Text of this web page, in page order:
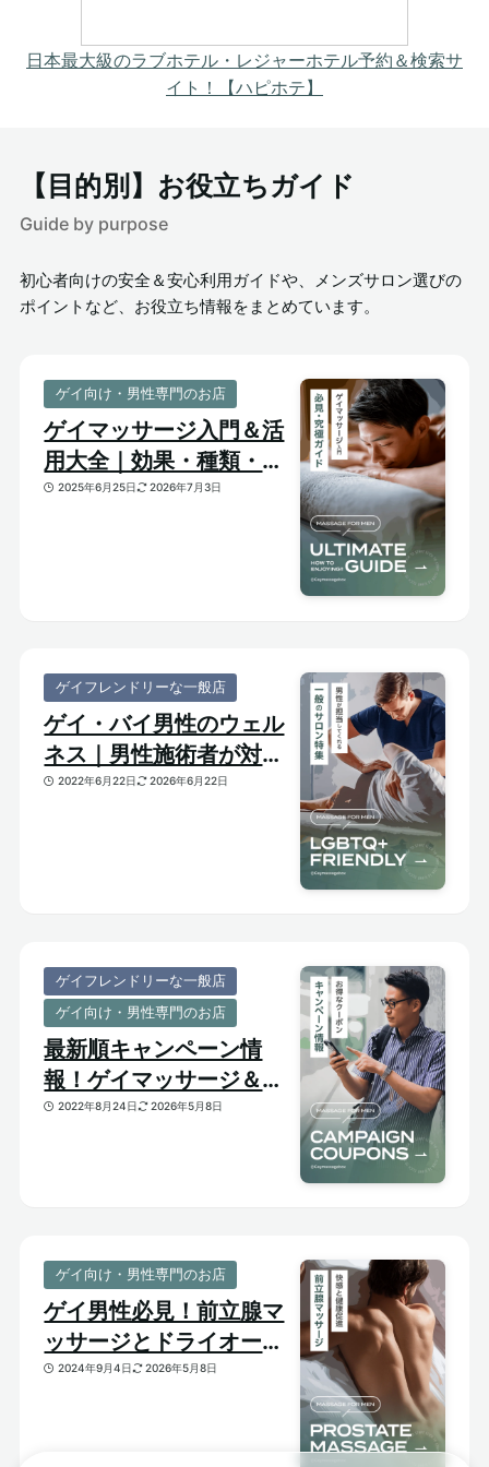
日本最大級のラブホテル・レジャーホテル予約＆検索サ
イト！【ハピホテ】
【目的別】お役立ちガイド
Guide by purpose
初心者向けの安全＆安心利用ガイドや、メンズサロン選びの
ポイントなど、お役立ち情報をまとめています。
ゲイ向け・男性専門のお店
ゲイマッサージ入門＆活
用大全｜効果・種類・選
び方がわかる体験ガイド
2025年6月25日 2026年7月3日
ゲイフレンドリーな一般店
ゲイ・バイ男性のウェル
ネス｜男性施術者が対応
してくれるゲイフレンド
2022年6月22日 2026年6月22日
ゲイフレンドリーな一般店
ゲイ向け・男性専門のお店
最新順キャンペーン情
報！ゲイマッサージ＆メ
ンズ向けサロンのお得割
2022年8月24日 2026年5月8日
ゲイ向け・男性専門のお店
ゲイ男性必見！前立腺マ
ッサージとドライオーガ
ズム【はじめての前立腺
2024年9月4日 2026年5月8日